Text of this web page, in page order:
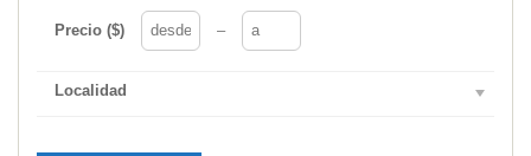
Precio ($) –
Localidad